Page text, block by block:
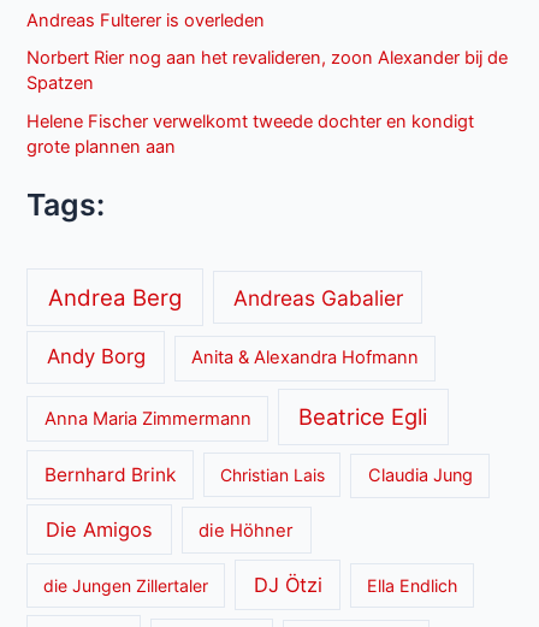
Andreas Fulterer is overleden
Norbert Rier nog aan het revalideren, zoon Alexander bij de
Spatzen
Helene Fischer verwelkomt tweede dochter en kondigt
grote plannen aan
Tags:
Andrea Berg Andreas Gabalier
Andy Borg Anita & Alexandra Hofmann
Anna Maria Zimmermann Beatrice Egli
Bernhard Brink Christian Lais Claudia Jung
Die Amigos die Höhner
die Jungen Zillertaler DJ Ötzi Ella Endlich